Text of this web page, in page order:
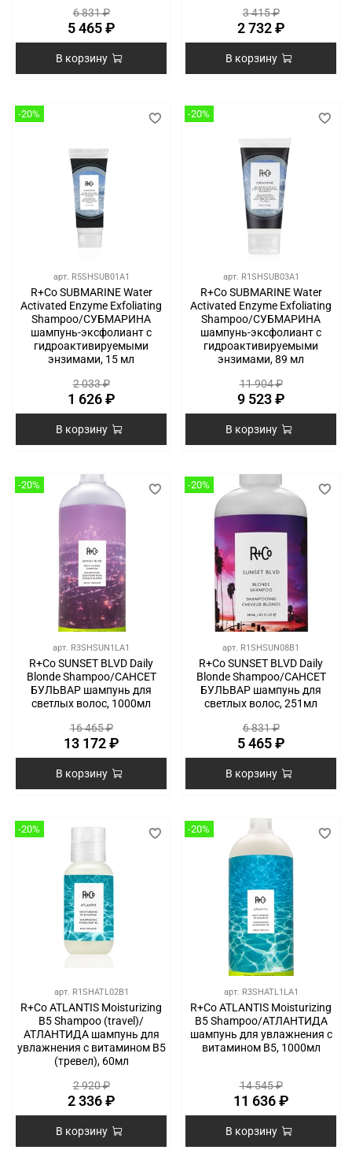
6 831 ₽
5 465 ₽
В корзину
3 415 ₽
2 732 ₽
В корзину
-20%
арт. R5SHSUB01A1
R+Co SUBMARINE Water
Activated Enzyme Exfoliating
Shampoo/СУБМАРИНА
шампунь-эксфолиант с
гидроактивируемыми
энзимами, 15 мл
2 033 ₽
1 626 ₽
В корзину
-20%
арт. R1SHSUB03A1
R+Co SUBMARINE Water
Activated Enzyme Exfoliating
Shampoo/СУБМАРИНА
шампунь-эксфолиант с
гидроактивируемыми
энзимами, 89 мл
11 904 ₽
9 523 ₽
В корзину
-20%
арт. R3SHSUN1LA1
R+Co SUNSET BLVD Daily
Blonde Shampoo/САНСЕТ
БУЛЬВАР шампунь для
светлых волос, 1000мл
16 465 ₽
13 172 ₽
В корзину
-20%
арт. R1SHSUN08B1
R+Co SUNSET BLVD Daily
Blonde Shampoo/САНСЕТ
БУЛЬВАР шампунь для
светлых волос, 251мл
6 831 ₽
5 465 ₽
В корзину
-20%
арт. R1SHATL02B1
R+Co ATLANTIS Moisturizing
B5 Shampoo (travel)/
АТЛАНТИДА шампунь для
увлажнения с витамином В5
(тревел), 60мл
2 920 ₽
2 336 ₽
В корзину
-20%
арт. R3SHATL1LA1
R+Co ATLANTIS Moisturizing
B5 Shampoo/АТЛАНТИДА
шампунь для увлажнения с
витамином В5, 1000мл
14 545 ₽
11 636 ₽
В корзину